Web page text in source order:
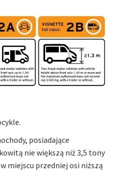
posiadające
nie większą niż 3,5 tony
miejscu przedniej osi niższą